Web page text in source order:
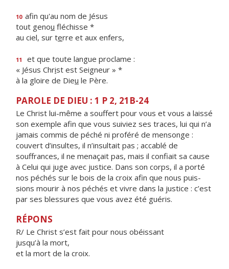
10 afin qu'au nom de Jésus
tout genou fléchisse *
au ciel, sur terre et aux enfers,
11
et que toute langue proclame :
« Jésus Christ est Seigneur » *
à la gloire de Dieu le Père.
PAROLE DE DIEU : 1 P 2, 21B-24
Le Christ lui-même a souffert pour vous et vous a laissé
son exemple afin que vous suiviez ses traces, lui qui n’a
jamais commis de péché ni proféré de mensonge :
couvert d’insultes, il n’insultait pas ; accablé de
souffrances, il ne menaçait pas, mais il confiait sa cause
à Celui qui juge avec justice. Dans son corps, il a porté
nos péchés sur le bois de la croix afin que nous puis­
sions mourir à nos péchés et vivre dans la justice : c’est
par ses blessures que vous avez été guéris.
RÉPONS
R/ Le Christ s’est fait pour nous obéissant
jusqu’à la mort,
et la mort de la croix.